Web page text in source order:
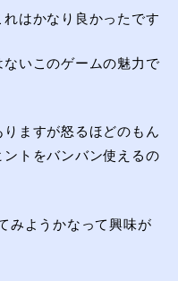
はかなり良かったです
いこのゲームの魅力で
ますが怒るほどのもん
トをバンバン使えるの
みようかなって興味が